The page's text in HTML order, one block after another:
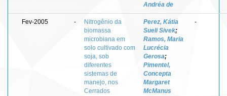
Andréa de
Fev-2005 -
Nitrogênio da
biomassa
microbiana em
solo cultivado com
soja, sob
diferentes
sistemas de
manejo, nos
Cerrados
Perez, Kátia
Sueli Sivek;
Ramos, Maria
Lucrécia
Gerosa;
Pimentel,
Concepta
Margaret
McManus
-